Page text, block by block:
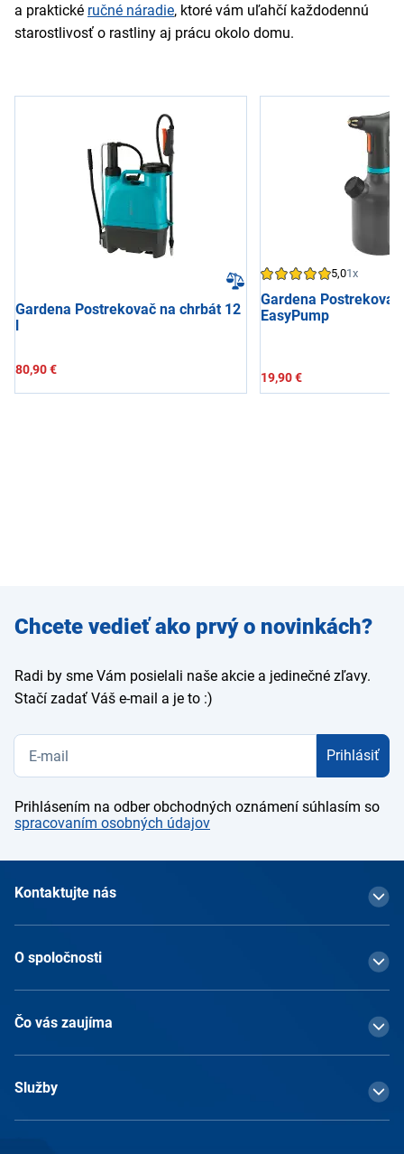
a praktické ručné náradie, ktoré vám uľahčí každodennú
starostlivosť o rastliny aj prácu okolo domu.
Gardena Postrekovač na chrbát 12
80,90 €
5,01x
Gardena Postrekovač
EasyPump
19,90 €
Zadajte
e-mail
Chcete vedieť ako prvý o novinkách?
Radi by sme Vám posielali naše akcie a jedinečné zľavy.
Stačí zadať Váš e-mail a je to :)
Prihlásiť
Prihlásením na odber obchodných oznámení súhlasím so
spracovaním osobných údajov
Kontaktujte nás
O spoločnosti
Čo vás zaujíma
Služby